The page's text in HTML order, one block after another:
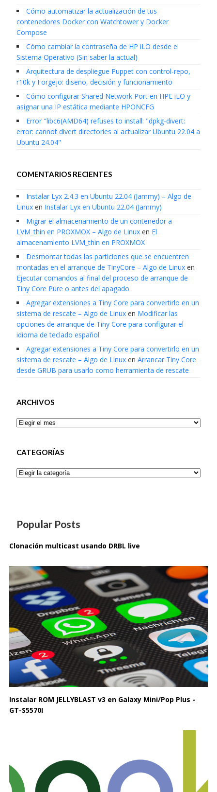
Cómo automatizar la actualización de tus
contenedores Docker con Watchtower y Docker
Compose
Cómo cambiar la contraseña de HP iLO desde el
Sistema Operativo (Sin saber la actual)
Arquitectura de despliegue Puppet con control-repo,
r10k y Forgejo: diseño, decisión y funcionamiento
Cómo configurar Shared Network Port en HPE iLO y
asignar una IP estática mediante HPONCFG
Error "libc6(AMD64) refuses to install: "dpkg-divert:
error: cannot divert directories al actualizar Ubuntu 22.04 a
Ubuntu 24.04"
COMENTARIOS RECIENTES
Instalar Lyx 2.4.3 en Ubuntu 22.04 (Jammy) – Algo de
Linuxen Instalar Lyx en Ubuntu 22.04 (Jammy)
Migrar el almacenamiento de un contenedor a
LVM_thin en PROXMOX – Algo de Linuxen El
almacenamiento LVM_thin en PROXMOX
Desmontar todas las particiones que se encuentren
montadas en el arranque de TinyCore – Algo de Linuxen
Ejecutar comandos al final del proceso de arranque de
Tiny Core Pure o antes del apagado
Agregar extensiones a Tiny Core para convertirlo en un
sistema de rescate – Algo de Linuxen Modificar las
opciones de arranque de Tiny Core para configurar el
idioma de teclado español
Agregar extensiones a Tiny Core para convertirlo en un
sistema de rescate – Algo de Linuxen Arrancar Tiny Core
desde GRUB para usarlo como herramienta de rescate
ARCHIVOS
Archivos
CATEGORÍAS
Categorías
Popular Posts
Clonación multicast usando DRBL live
Instalar ROM JELLYBLAST v3 en Galaxy Mini/Pop Plus -
GT-S5570I